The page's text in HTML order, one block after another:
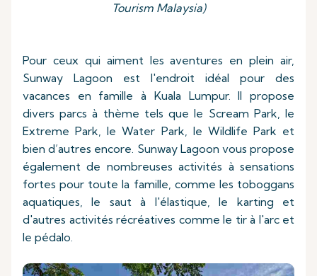
Tourism Malaysia)
Pour ceux qui aiment les aventures en plein air,
Sunway Lagoon est l'endroit idéal pour des
vacances en famille à Kuala Lumpur. Il propose
divers parcs à thème tels que le Scream Park, le
Extreme Park, le Water Park, le Wildlife Park et
bien d’autres encore. Sunway Lagoon vous propose
également de nombreuses activités à sensations
fortes pour toute la famille, comme les toboggans
aquatiques, le saut à l'élastique, le karting et
d'autres activités récréatives comme le tir à l'arc et
le pédalo.